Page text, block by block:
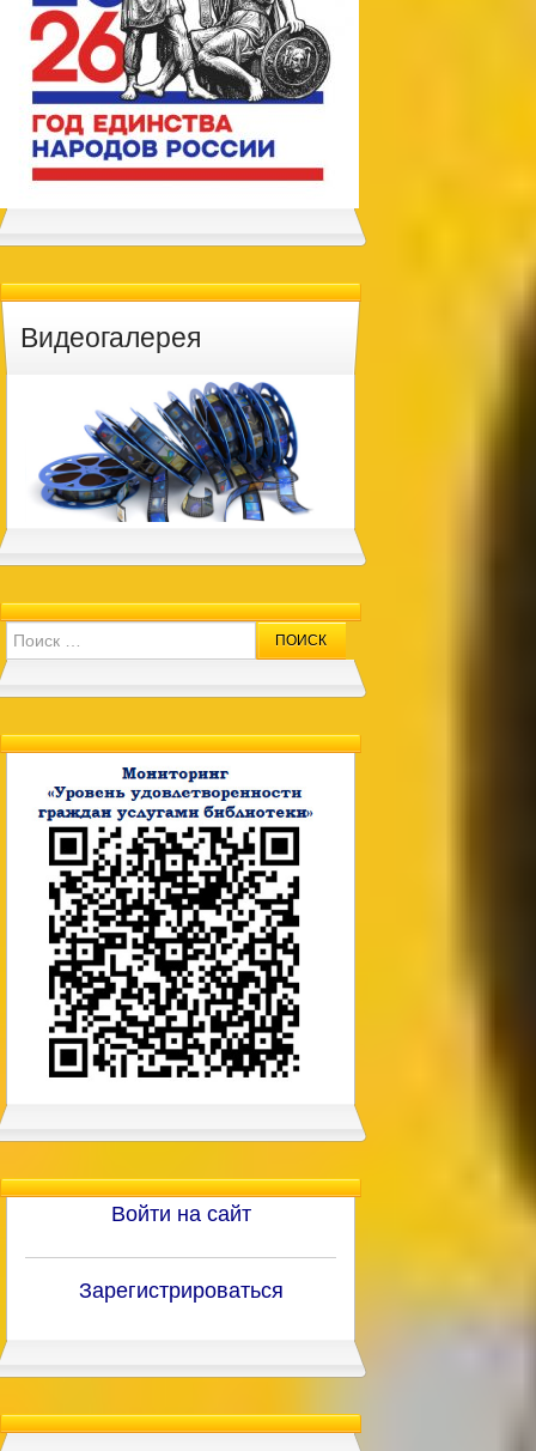
Видеогалерея
Search for:
Войти на сайт
Зарегистрироваться